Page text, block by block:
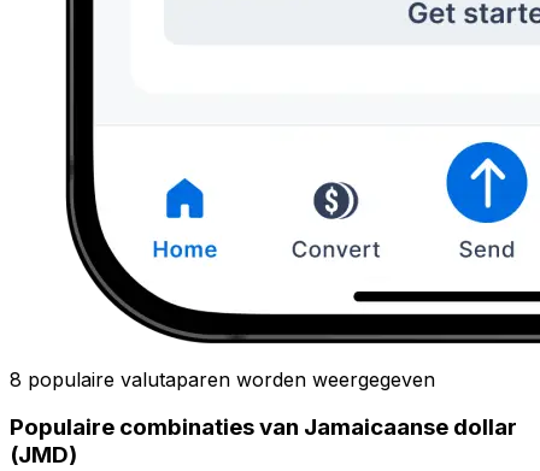
8 populaire valutaparen worden weergegeven
Populaire combinaties van Jamaicaanse dollar
(JMD)